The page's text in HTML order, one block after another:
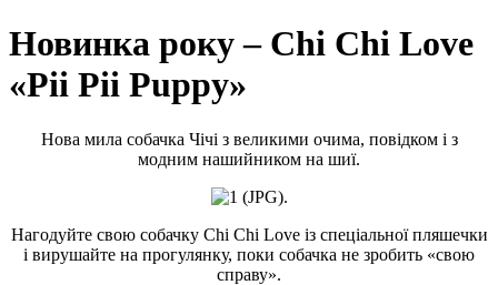
Новинка року – Chi Chi Love
«Pii Pii Puppy»
Нова мила собачка Чічі з великими очима, повідком і з
модним нашийником на шиї.
.
Нагодуйте свою собачку Chi Chi Love із спеціальної пляшечки
і вирушайте на прогулянку, поки собачка не зробить «свою
справу».